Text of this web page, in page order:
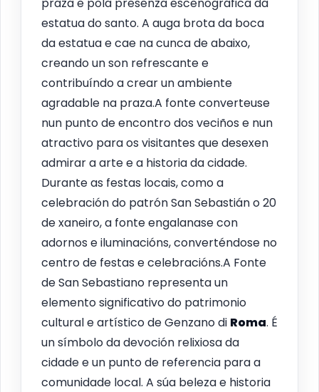
praza e pola presenza escenográfica da
estatua do santo. A auga brota da boca
da estatua e cae na cunca de abaixo,
creando un son refrescante e
contribuíndo a crear un ambiente
agradable na praza.A fonte converteuse
nun punto de encontro dos veciños e nun
atractivo para os visitantes que desexen
admirar a arte e a historia da cidade.
Durante as festas locais, como a
celebración do patrón San Sebastián o 20
de xaneiro, a fonte engalanase con
adornos e iluminacións, converténdose no
centro de festas e celebracións.A Fonte
de San Sebastiano representa un
elemento significativo do patrimonio
cultural e artístico de Genzano di Roma. É
un símbolo da devoción relixiosa da
cidade e un punto de referencia para a
comunidade local. A súa beleza e historia